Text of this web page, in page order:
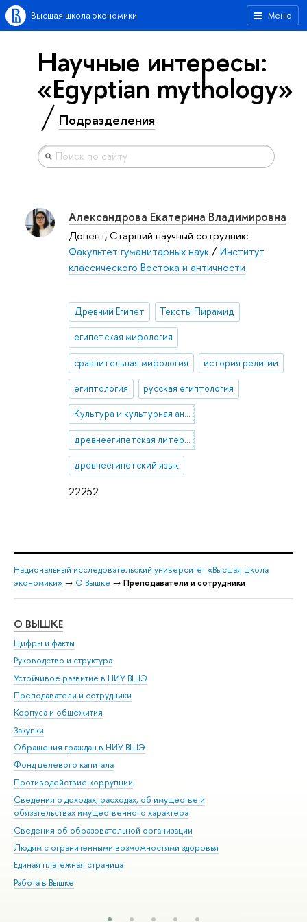
Меню
Высшая школа экономики
Научные интересы:
«Egyptian mythology»
Подразделения
22252
Александрова Екатерина Владимировна
Доцент, Старший научный сотрудник:
Факультет гуманитарных наук/Институт
классического Востока и античности
Древний Египет Тексты Пирамид
египетская мифология
сравнительная мифология история религии
египтология русская египтология
Культура и культурная антропология Древнего Египта
древнеегипетская литература и ее фольклорные составляющие
древнеегипетский язык
Национальный исследовательский университет «Высшая школа
экономики» → О Вышке → Преподаватели и сотрудники
О ВЫШКЕ
Цифры и факты
Руководство и структура
Устойчивое развитие в НИУ ВШЭ
Преподаватели и сотрудники
Корпуса и общежития
Закупки
Обращения граждан в НИУ ВШЭ
Фонд целевого капитала
Противодействие коррупции
Сведения о доходах, расходах, об имуществе и
обязательствах имущественного характера
Сведения об образовательной организации
Людям с ограниченными возможностями здоровья
Единая платежная страница
Работа в Вышке